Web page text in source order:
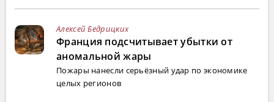
Алексей Бедрицких
Франция подсчитывает убытки от
аномальной жары
Пожары нанесли серьёзный удар по экономике
целых регионов